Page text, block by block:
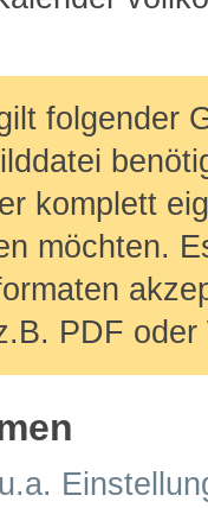
folgender
komplett
möchten.
PDF